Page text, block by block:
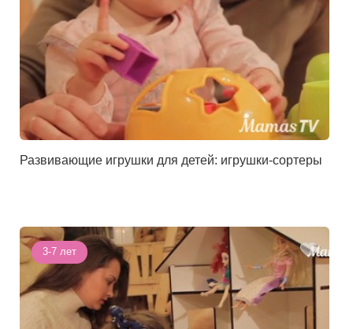
Развивающие игрушки для детей: игрушки-сортеры
3-7 лет